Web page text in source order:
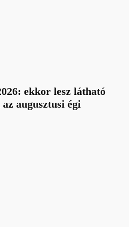
ekkor lesz látható
augusztusi égi